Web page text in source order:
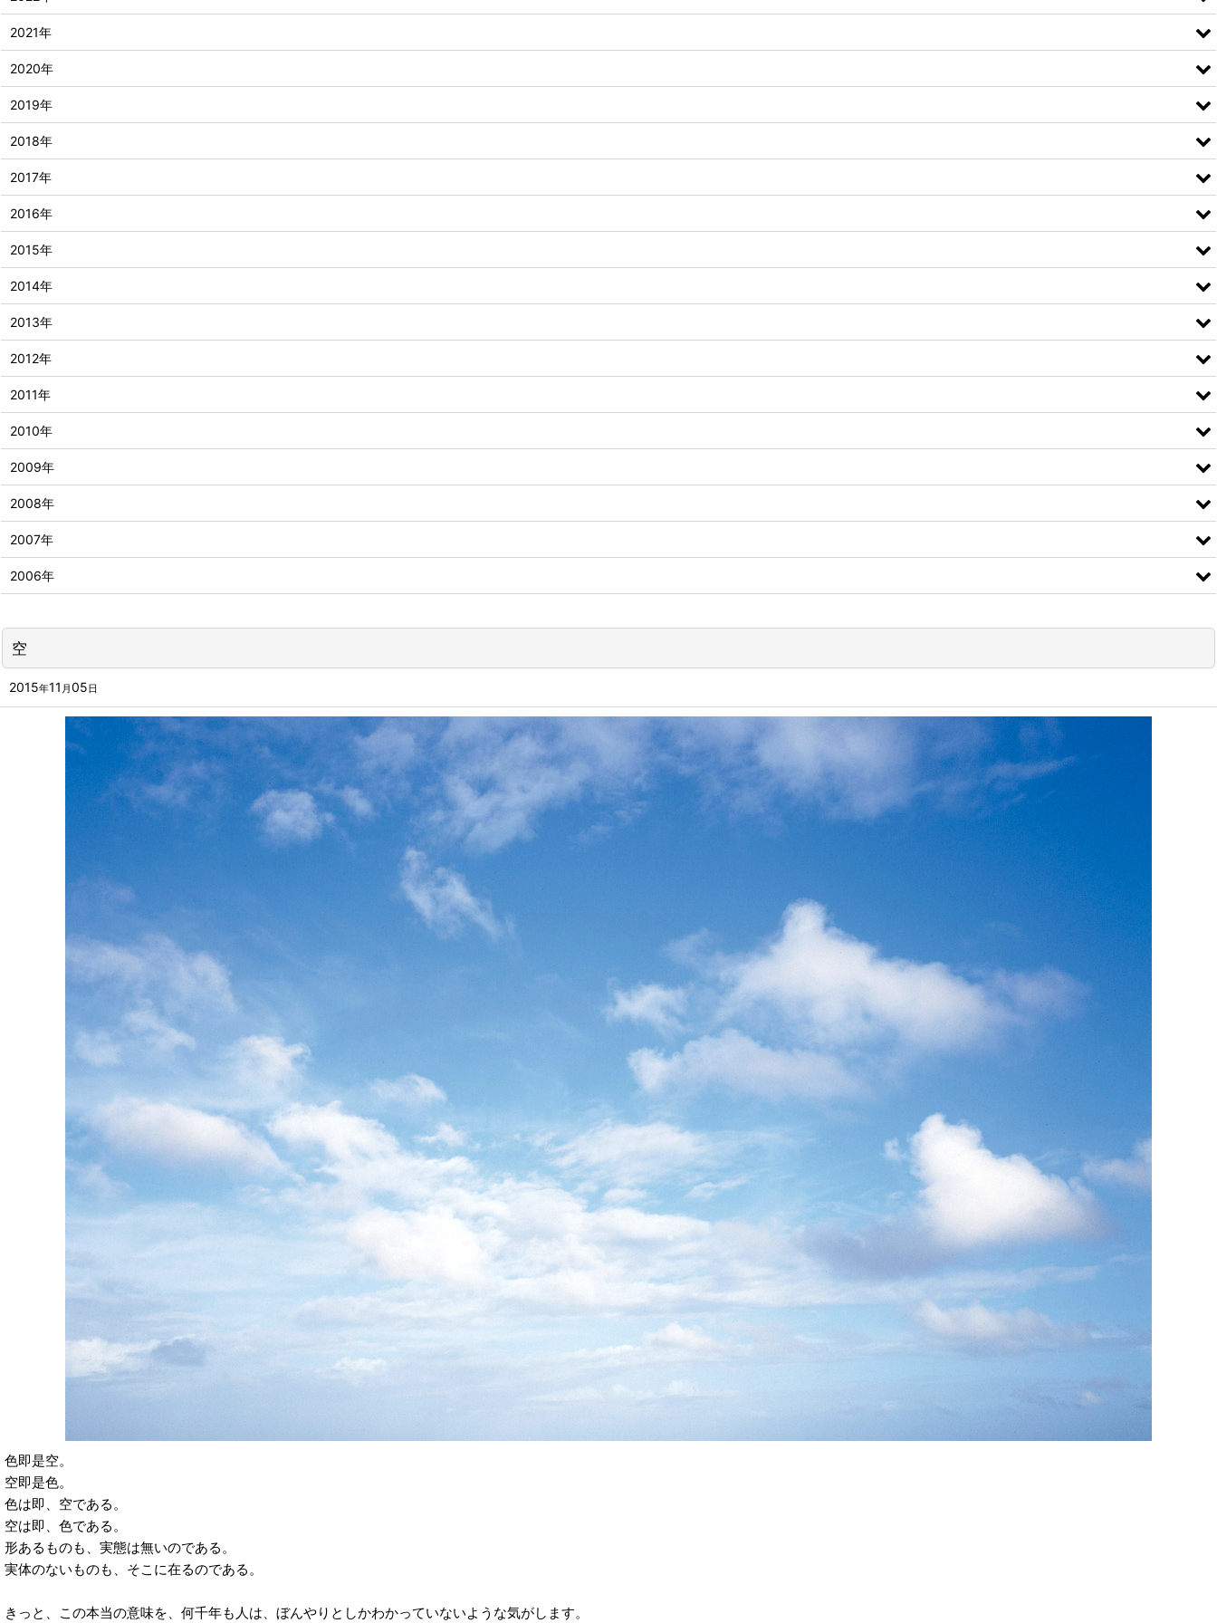
空
2015年11 月 05 日
色即是空。
空即是色。
色は即、空である。
空は即、色である。
形あるものも、実態は無いのである。
実体のないものも、そこに在るのである。
きっと、この本当の意味を、何千年も人は、ぼんやりとしかわかっていないような気がします。
2021年
2020年
2019年
2018年
2017年
2016年
2015年
2014年
2013年
2012年
2011年
2010年
2009年
2008年
2007年
2006年